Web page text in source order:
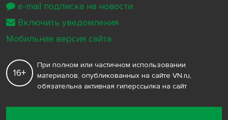
16+
При полном или частичном использовании
материалов, опубликованных на сайте VN.ru,
обязательна активная гиперссылка на сайт
e-mail подписка на новости
Включить уведомления
Мобильная версия сайта